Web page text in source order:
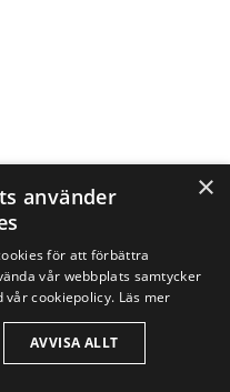
×
använder
för att förbättra
vår webbplats samtycker
vår cookiepolicy. Läs mer
AVVISA ALLT